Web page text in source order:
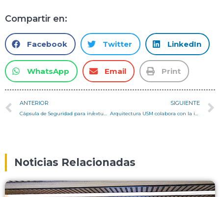
Compartir en:
Facebook Twitter LinkedIn
WhatsApp Email Print
ANTERIOR SIGUIENTE
Noticias Relacionadas